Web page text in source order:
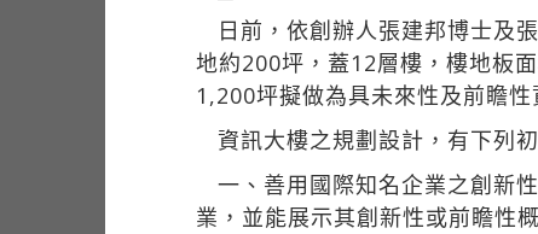
日前，依創辦人張建邦博士及
地約200坪，蓋12層樓，樓地板
1,200坪擬做為具未來性及前瞻性
資訊大樓之規劃設計，有下列
一、善用國際知名企業之創新
業，並能展示其創新性或前瞻性